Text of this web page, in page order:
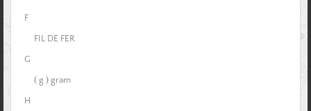
F
FIL DE FER
G
( g ) gram
H